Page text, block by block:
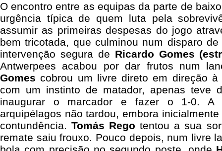
O encontro entre as equipas da parte de
urgência típica de quem luta pela
assumir as primeiras despesas do jogo
bem tricotada, que culminou num disparo
intervenção segura de Ricardo Gomes
Antwerpees acabou por dar frutos num
Gomes cobrou um livre direto em direção
com um instinto de matador, apenas teve
inaugurar o marcador e fazer o 1-0. A
arquipélagos não tardou, embora
contundência.Tomás Rego tentou a sua
remate saiu frouxo. Pouco depois, num livre